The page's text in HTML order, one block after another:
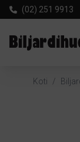
(02) 251 9913
Koti /